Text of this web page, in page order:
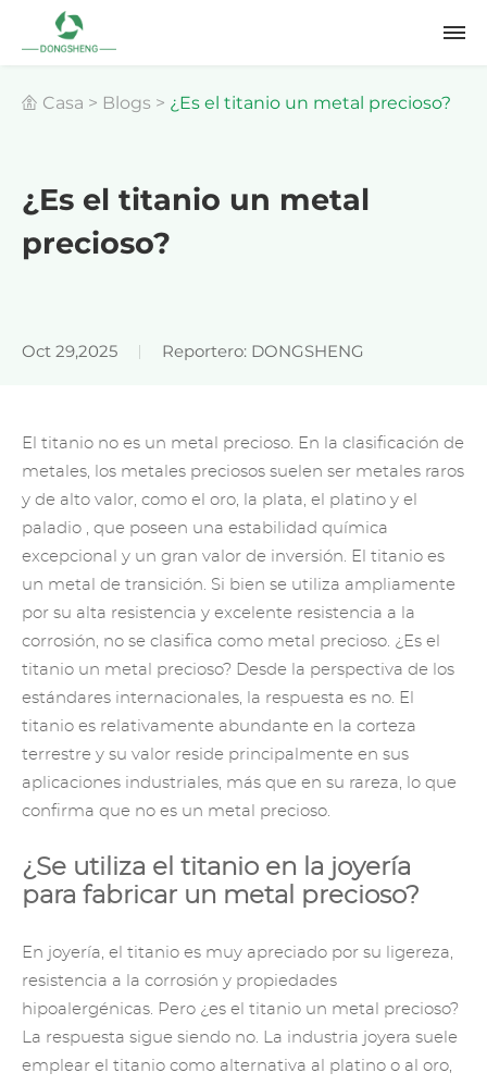
Casa > Blogs > ¿Es el titanio un metal precioso?
¿Es el titanio un metal
precioso?
Oct 29,2025 Reportero: DONGSHENG
El titanio no es un metal precioso. En la clasificación de
metales, los metales preciosos suelen ser metales raros
y de alto valor, como el oro, la plata, el platino y el
paladio , que poseen una estabilidad química
excepcional y un gran valor de inversión. El titanio es
un metal de transición. Si bien se utiliza ampliamente
por su alta resistencia y excelente resistencia a la
corrosión, no se clasifica como metal precioso. ¿Es el
titanio un metal precioso? Desde la perspectiva de los
estándares internacionales, la respuesta es no. El
titanio es relativamente abundante en la corteza
terrestre y su valor reside principalmente en sus
aplicaciones industriales, más que en su rareza, lo que
confirma que no es un metal precioso.
¿Se utiliza el titanio en la joyería
para fabricar un metal precioso?
En joyería, el titanio es muy apreciado por su ligereza,
resistencia a la corrosión y propiedades
hipoalergénicas. Pero ¿es el titanio un metal precioso?
La respuesta sigue siendo no. La industria joyera suele
emplear el titanio como alternativa al platino o al oro,